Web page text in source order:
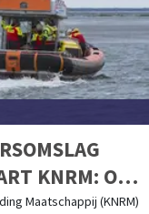
KNRM: OP
Maatschappij (KNRM)